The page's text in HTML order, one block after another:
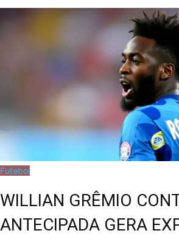
Futebol
WILLIAN GRÊMIO
ANTECIPADA GERA